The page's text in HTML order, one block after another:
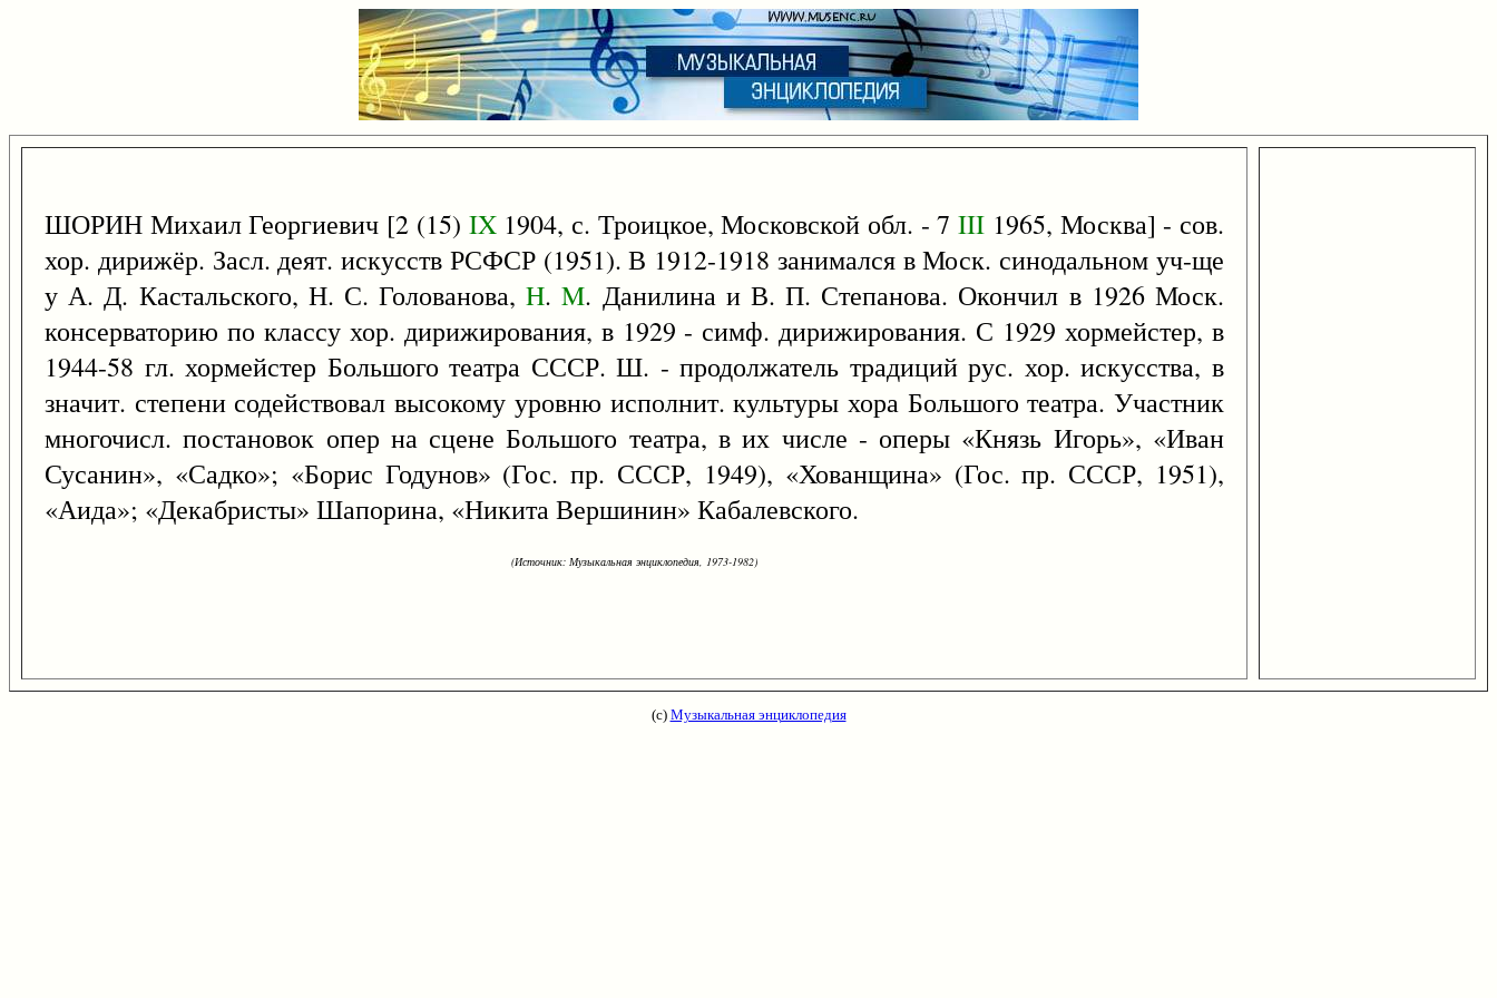
ШОРИН Михаил Георгиевич [2 (15) IX1904, с. Троицкое, Московской обл. - 7III 1965, Москва] - сов.
хор. дирижёр. Засл. деят. искусств РСФСР (1951). В 1912-1918 занимался в Моск. синодальном уч-ще
у А. Д. Кастальского, Н. С. Голованова,H.M. Данилина и В. П. Степанова. Окончил в 1926 Моск.
консерваторию по классу хор. дирижирования, в 1929 - симф. дирижирования. С 1929 хормейстер, в
1944-58 гл. хормейстер Большого театра СССР. Ш. - продолжатель традиций рус. хор. искусства, в
значит. степени содействовал высокому уровню исполнит. культуры хора Большого театра. Участник
многочисл. постановок опер на сцене Большого театра, в их числе - оперы «Князь Игорь», «Иван
Сусанин», «Садко»; «Борис Годунов» (Гос. пр. СССР, 1949), «Хованщина» (Гос. пр. СССР, 1951),
«Аида»; «Декабристы» Шапорина, «Никита Вершинин» Кабалевского.
(Источник: Музыкальная энциклопедия, 1973-1982)
(с) Музыкальная энциклопедия